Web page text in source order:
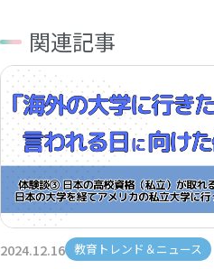
関連記事
2024.12.16 教育トレンド＆ニュース